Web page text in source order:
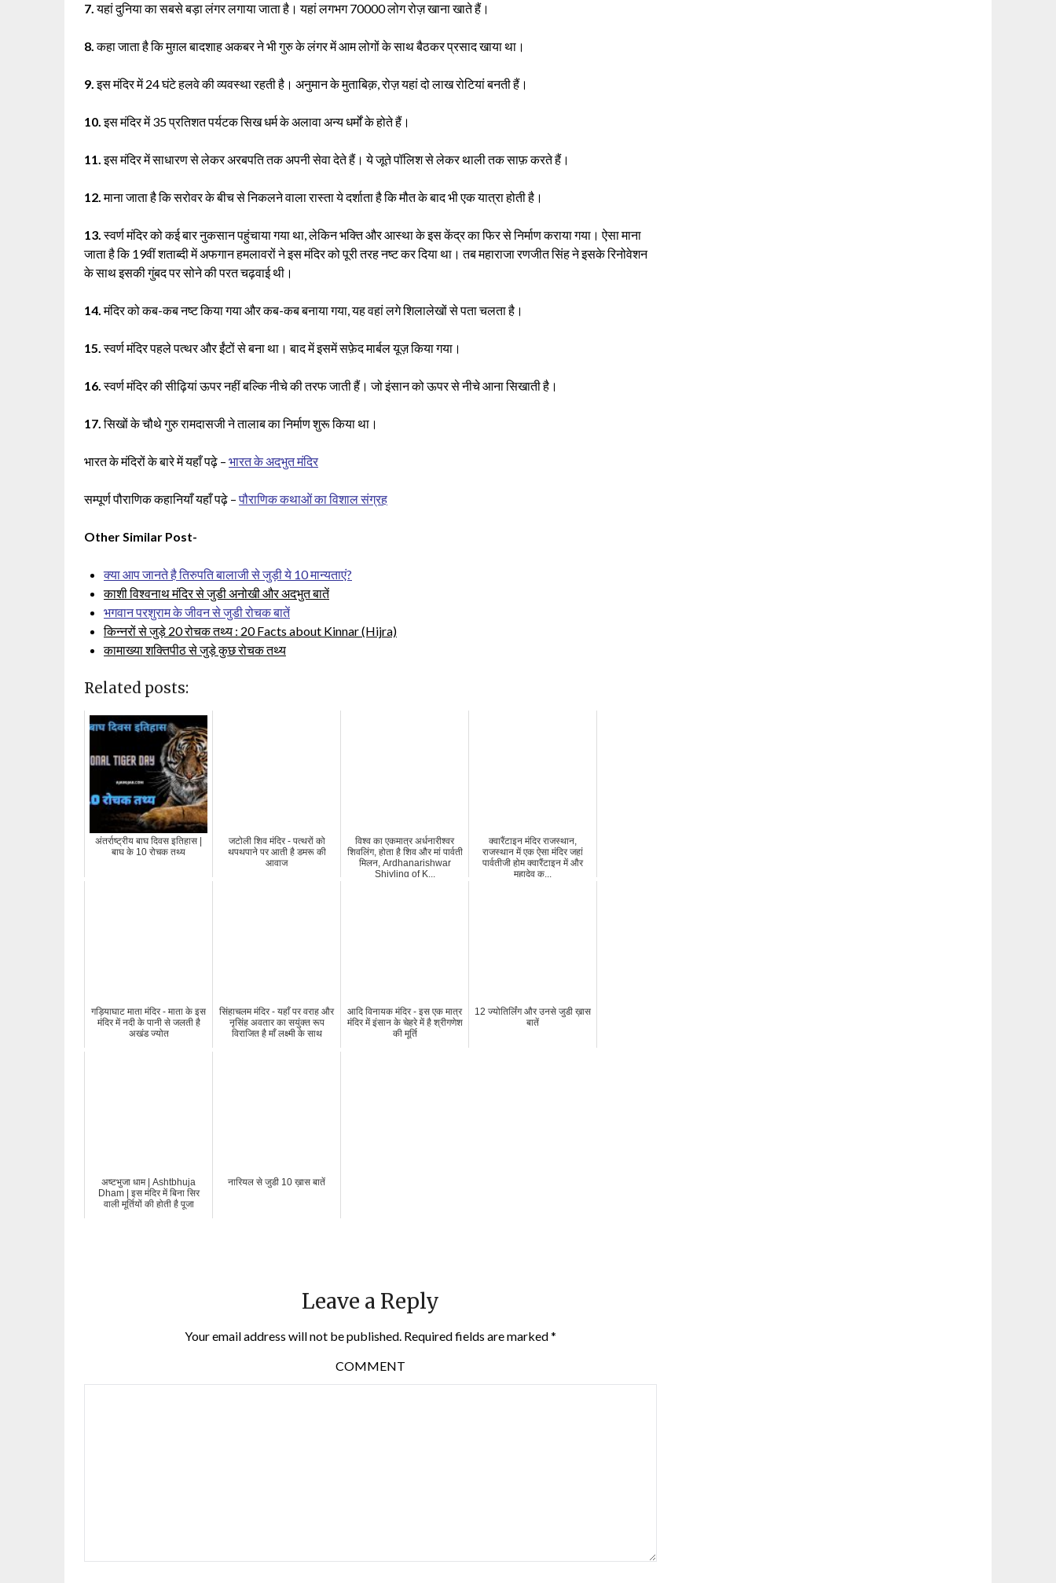
7.यहां दुनिया का सबसे बड़ा लंगर लगाया जाता है। यहां लगभग 70000 लोग रोज़ खाना खाते हैं।
8.कहा जाता है कि मुग़ल बादशाह अकबर ने भी गुरु के लंगर में आम लोगों के साथ बैठकर प्रसाद खाया था।
9.इस मंदिर में 24 घंटे हलवे की व्यवस्था रहती है। अनुमान के मुताबिक़, रोज़ यहां दो लाख रोटियां बनती हैं।
10.इस मंदिर में 35 प्रतिशत पर्यटक सिख धर्म के अलावा अन्य धर्मों के होते हैं।
11.इस मंदिर में साधारण से लेकर अरबपति तक अपनी सेवा देते हैं। ये जूते पॉलिश से लेकर थाली तक साफ़ करते हैं।
12.माना जाता है कि सरोवर के बीच से निकलने वाला रास्ता ये दर्शाता है कि मौत के बाद भी एक यात्रा होती है।
13.स्वर्ण मंदिर को कई बार नुकसान पहुंचाया गया था, लेकिन भक्ति और आस्था के इस केंद्र का फिर से निर्माण कराया गया। ऐसा माना
जाता है कि 19वीं शताब्दी में अफगान हमलावरों ने इस मंदिर को पूरी तरह नष्ट कर दिया था। तब महाराजा रणजीत सिंह ने इसके रिनोवेशन
के साथ इसकी गुंबद पर सोने की परत चढ़वाई थी।
14.मंदिर को कब-कब नष्ट किया गया और कब-कब बनाया गया, यह वहां लगे शिलालेखों से पता चलता है।
15.स्वर्ण मंदिर पहले पत्थर और ईंटों से बना था। बाद में इसमें सफ़ेद मार्बल यूज़ किया गया।
16.स्वर्ण मंदिर की सीढ़ियां ऊपर नहीं बल्कि नीचे की तरफ जाती हैं। जो इंसान को ऊपर से नीचे आना सिखाती है।
17.सिखों के चौथे गुरु रामदासजी ने तालाब का निर्माण शुरू किया था।
भारत के मंदिरों के बारे में यहाँ पढ़े – भारत के अदभुत मंदिर
सम्पूर्ण पौराणिक कहानियाँ यहाँ पढ़े –पौराणिक कथाओं का विशाल संग्रह
Other Similar Post-
क्या आप जानते है तिरुपति बालाजी से जुड़ी ये 10 मान्यताएं?
काशी विश्वनाथ मंदिर से जुडी अनोखी और अदभुत बातें
भगवान परशुराम के जीवन से जुडी रोचक बातें
किन्नरों से जुड़े 20 रोचक तथ्य : 20 Facts about Kinnar (Hijra)
कामाख्या शक्तिपीठ से जुड़े कुछ रोचक तथ्य
Related posts:
अंतर्राष्ट्रीय बाघ दिवस इतिहास |
बाघ के 10 रोचक तथ्य
जटोली शिव मंदिर - पत्थरों को
थपथपाने पर आती है डमरू की
आवाज
विश्व का एकमात्र अर्धनारीश्वर
शिवलिंग, होता है शिव और मां पार्वती
मिलन, Ardhanarishwar
Shivling of K...
क्वारैंटाइन मंदिर राजस्थान,
राजस्थान में एक ऐसा मंदिर जहां
पार्वतीजी होम क्वारैंटाइन में और
महादेव क...
गड़ियाघाट माता मंदिर - माता के इस
मंदिर में नदी के पानी से जलती है
अखंड ज्योत
सिंहाचलम मंदिर - यहाँ पर वराह और
नृसिंह अवतार का सयुंक्त रूप
विराजित है माँ लक्ष्मी के साथ
आदि विनायक मंदिर - इस एक मात्र
मंदिर में इंसान के चेहरे में है श्रीगणेश
की मूर्ति
12 ज्योतिर्लिंग और उनसे जुडी ख़ास
बातें
अष्टभुजा धाम | Ashtbhuja
Dham | इस मंदिर में बिना सिर
वाली मूर्तियों की होती है पूजा
नारियल से जुडी 10 ख़ास बातें
Leave a Reply
Your email address will not be published.Required fields are marked*
COMMENT